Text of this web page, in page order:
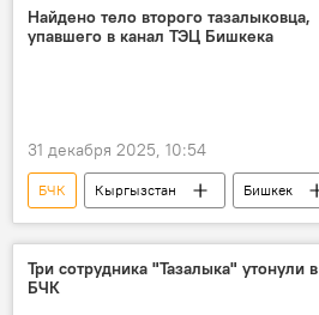
Бакыт Торобаев
ЕБРР
Найдено тело второго тазалыковца,
упавшего в канал ТЭЦ Бишкека
31 декабря 2025, 10:54
БЧК Кыргызстан Бишкек
канал
МЧС тело
Три сотрудника "Тазалыка" утонули в
БЧК